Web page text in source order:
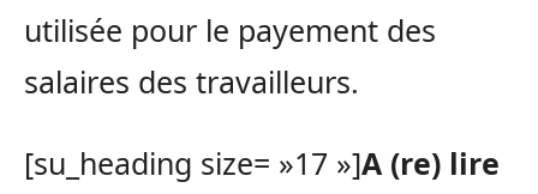
utilisée pour le payement des
salaires des travailleurs.
[su_heading size= »17 »]A (re) lire